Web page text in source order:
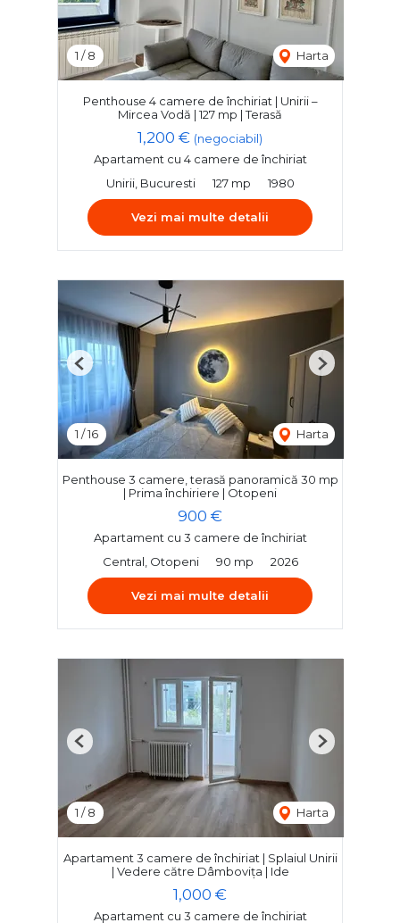
1 /8 Harta
Penthouse 4 camere de închiriat | Unirii –
Mircea Vodă | 127 mp | Terasă
1,200 € (negociabil)
Apartament cu 4 camere de închiriat
Unirii, Bucuresti
127 mp 1980
Vezi mai multe detalii
1 /16 Harta
Previous Next
Penthouse 3 camere, terasă panoramică 30 mp
| Prima închiriere | Otopeni
900 €
Apartament cu 3 camere de închiriat
Central, Otopeni
90 mp 2026
Vezi mai multe detalii
1 /8 Harta
Previous Next
Apartament 3 camere de închiriat | Splaiul Unirii
| Vedere către Dâmbovița | Ide
1,000 €
Apartament cu 3 camere de închiriat